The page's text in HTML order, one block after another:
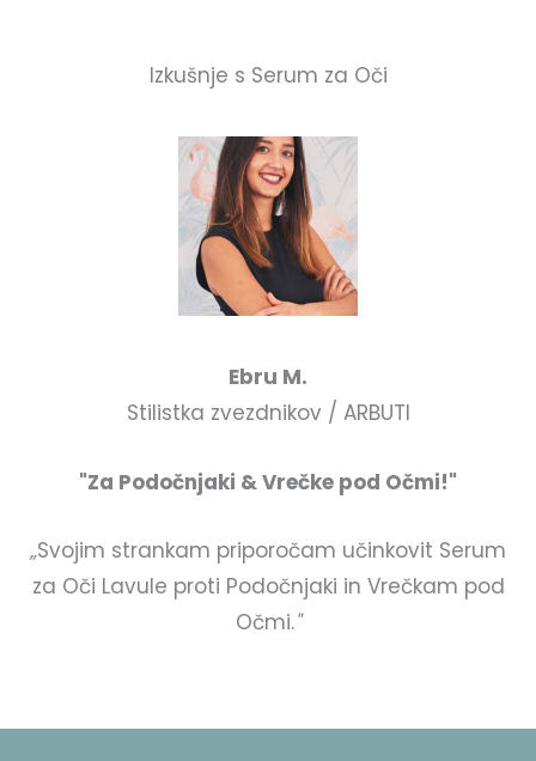
Izkušnje s Serum za Oči
Ebru M.
Stilistka zvezdnikov / ARBUTI
"Za Podočnjaki & Vrečke pod Očmi!"
„Svojim strankam priporočam učinkovit Serum
za Oči Lavule proti Podočnjaki in Vrečkam pod
Očmi."